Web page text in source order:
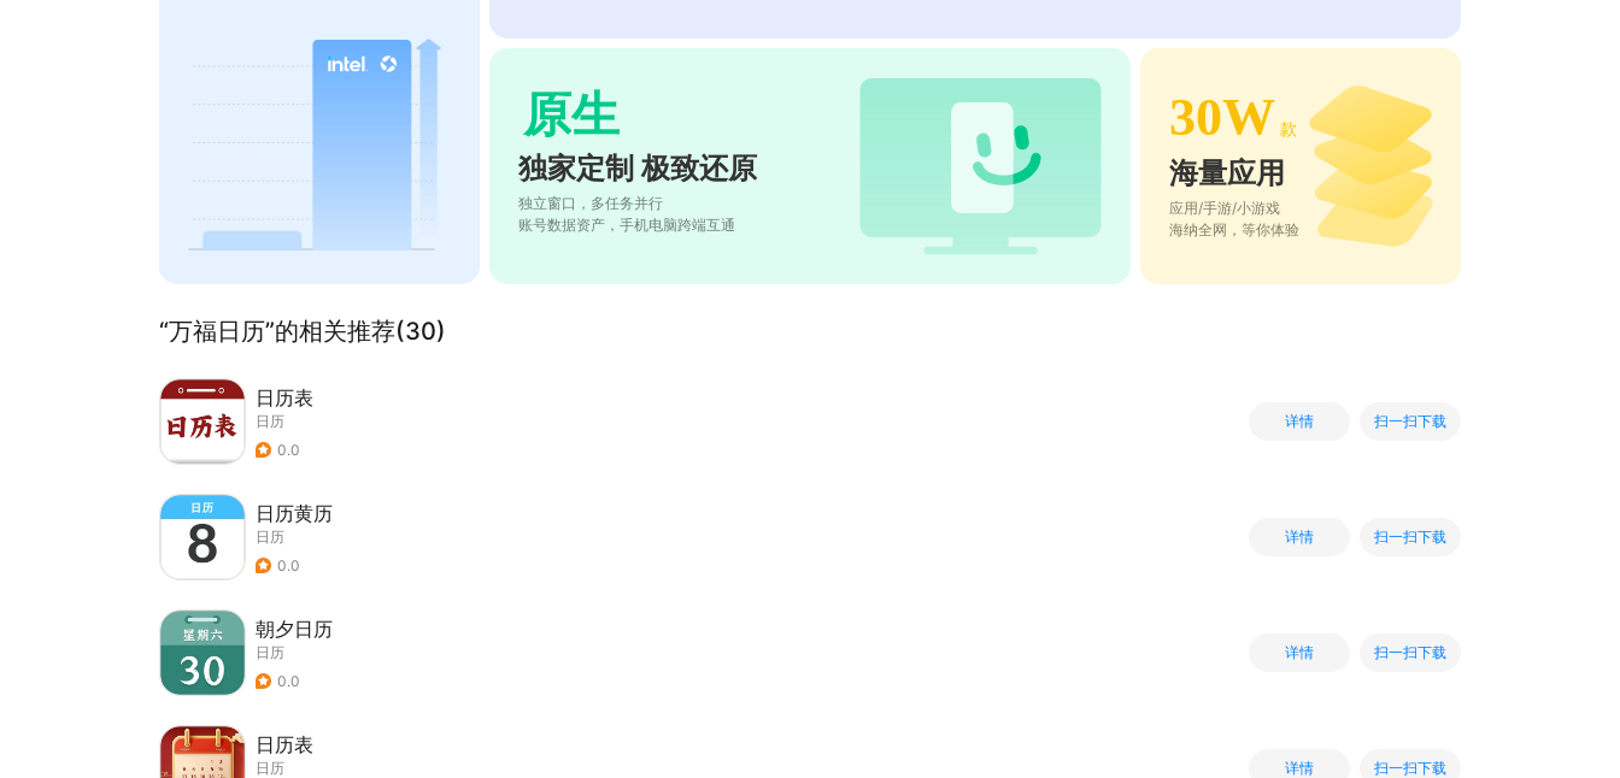
原生
独家定制 极致还原
独立窗口，多任务并行
账号数据资产，手机电脑跨端互通
30W 款
海量应用
应用/手游/小游戏
海纳全网，等你体验
“万福日历”的相关推荐(30)
日历表
日历
0.0
详情 扫一扫下载
日历黄历
日历
0.0
详情 扫一扫下载
朝夕日历
日历
0.0
详情 扫一扫下载
日历表
日历
详情 扫一扫下载